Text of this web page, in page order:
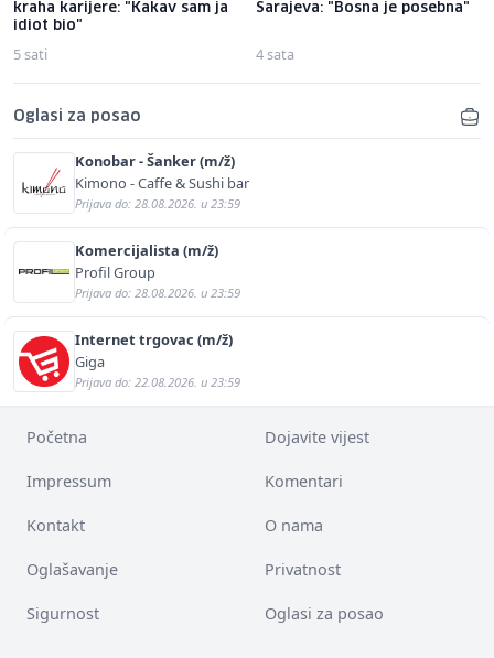
kraha karijere: "Kakav sam ja
idiot bio"
5 sati
Sarajeva: "Bosna je posebna"
4 sata
Oglasi za posao
Konobar - Šanker (m/ž)
Kimono - Caffe & Sushi bar
Prijava do: 28.08.2026. u 23:59
Komercijalista (m/ž)
Profil Group
Prijava do: 28.08.2026. u 23:59
Internet trgovac (m/ž)
Giga
Prijava do: 22.08.2026. u 23:59
Početna Dojavite vijest
Impressum Komentari
Kontakt O nama
Oglašavanje Privatnost
Sigurnost Oglasi za posao